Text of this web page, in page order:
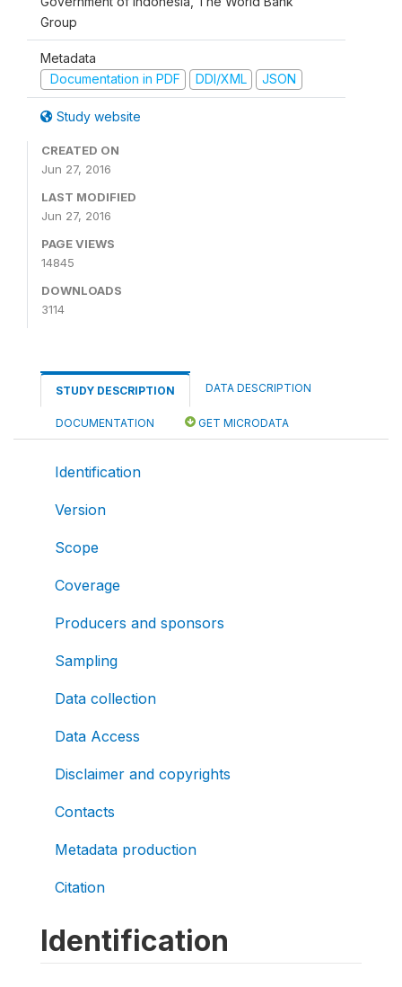
Group
Metadata
Documentation in PDF
DDI/XML JSON
Study website
CREATED ON
Jun 27, 2016
LAST MODIFIED
Jun 27, 2016
PAGE VIEWS
14845
DOWNLOADS
3114
STUDY DESCRIPTION DATA DESCRIPTION
DOCUMENTATION GET MICRODATA
Identification
Version
Scope
Coverage
Producers and sponsors
Sampling
Data collection
Data Access
Disclaimer and copyrights
Contacts
Metadata production
Citation
Identification